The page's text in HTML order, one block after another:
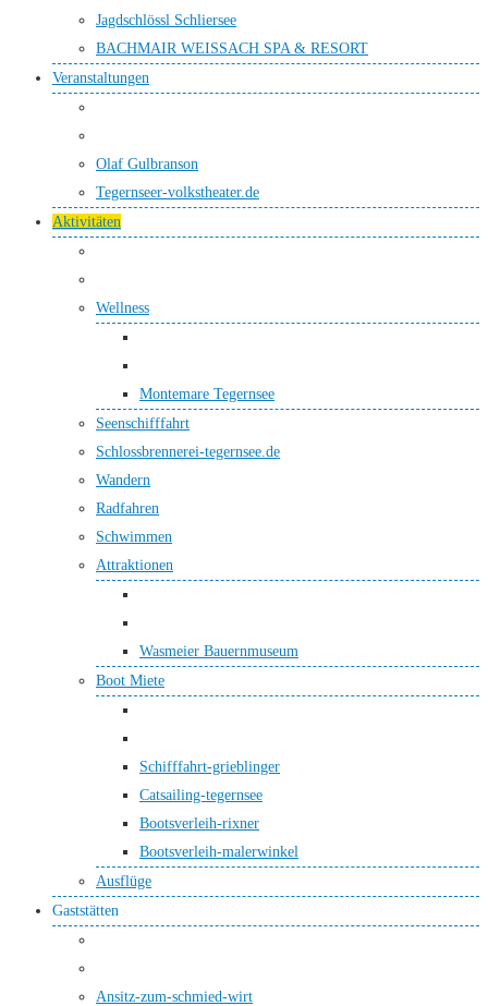
Jagdschlössl Schliersee
BACHMAIR WEISSACH SPA & RESORT
Veranstaltungen
Olaf Gulbranson
Tegernseer-volkstheater.de
Aktivitäten
Wellness
Montemare Tegernsee
Seenschifffahrt
Schlossbrennerei-tegernsee.de
Wandern
Radfahren
Schwimmen
Attraktionen
Wasmeier Bauernmuseum
Boot Miete
Schifffahrt-grieblinger
Catsailing-tegernsee
Bootsverleih-rixner
Bootsverleih-malerwinkel
Ausflüge
Gaststätten
Ansitz-zum-schmied-wirt